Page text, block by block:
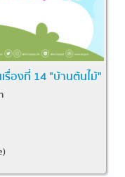
รื่องที่ 14 "บ้านต้นไม้"